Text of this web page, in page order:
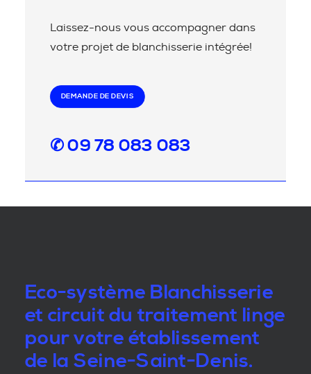
Laissez-nous vous accompagner dans
votre projet de blanchisserie intégrée!
DEMANDE DE DEVIS
✆ 09 78 083 083
Eco-système Blanchisserie
et circuit du traitement linge
pour votre établissement
de la Seine-Saint-Denis.